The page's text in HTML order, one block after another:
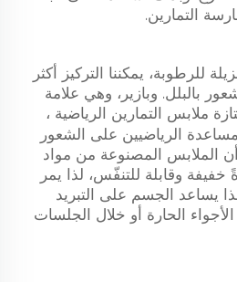
التمارين.
للرطوبة، يمكننا التركيز أكثر
بالبلل. وبازير، وهي علامة
ملابس التمارين الرياضية ،
الرياضيين على الشعور
الملابس المصنوعة من مواد
خفيفة وقابلة للتنفّس، لذا يمر
يساعد الجسم على التبريد
الحارة أو خلال الجلسات